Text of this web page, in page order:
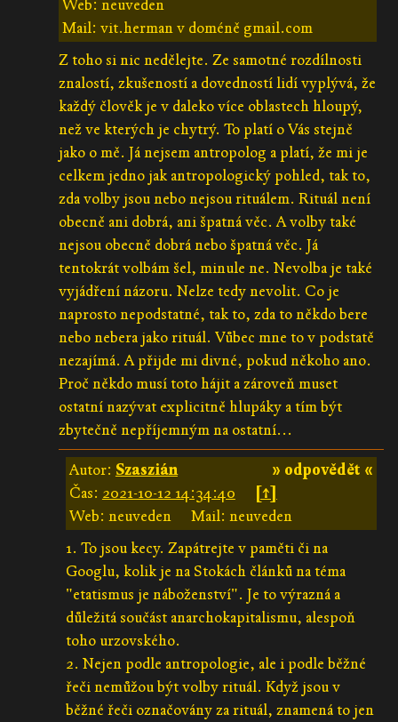
Web: neuveden
Mail: vit.herman v doméně gmail.com
Z toho si nic nedělejte. Ze samotné rozdílnosti
znalostí, zkušeností a dovedností lidí vyplývá, že
každý člověk je v daleko více oblastech hloupý,
než ve kterých je chytrý. To platí o Vás stejně
jako o mě. Já nejsem antropolog a platí, že mi je
celkem jedno jak antropologický pohled, tak to,
zda volby jsou nebo nejsou rituálem. Rituál není
obecně ani dobrá, ani špatná věc. A volby také
nejsou obecně dobrá nebo špatná věc. Já
tentokrát volbám šel, minule ne. Nevolba je také
vyjádření názoru. Nelze tedy nevolit. Co je
naprosto nepodstatné, tak to, zda to někdo bere
nebo nebera jako rituál. Vůbec mne to v podstatě
nezajímá. A přijde mi divné, pokud někoho ano.
Proč někdo musí toto hájit a zároveň muset
ostatní nazývat explicitně hlupáky a tím být
zbytečně nepříjemným na ostatní...
» odpovědět «
Autor: Szaszián
Čas: 2021-10-12 14:34:40
[↑]
Web: neuveden
Mail: neuveden
1. To jsou kecy. Zapátrejte v paměti či na
Googlu, kolik je na Stokách článků na téma
"etatismus je náboženství". Je to výrazná a
důležitá součást anarchokapitalismu, alespoň
toho urzovského.
2. Nejen podle antropologie, ale i podle běžné
řeči nemůžou být volby rituál. Když jsou v
běžné řeči označovány za rituál, znamená to jen